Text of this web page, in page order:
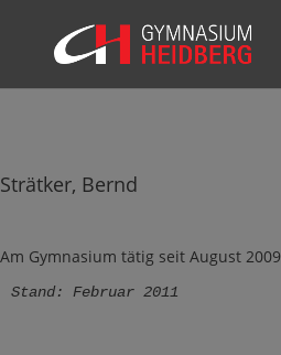
Strätker, Bernd
Am Gymnasium tätig seit August 2009
Stand: Februar 2011